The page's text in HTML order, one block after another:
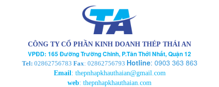
CÔNG TY CỔ PHẦN KINH DOANH THÉP THÁI AN
VPĐD: 165 Đường Trường Chinh, P.Tân Thới Nhất, Quận 12
Tel: 02862756783 Fax: 02862756793 Hotline: 0903 363 863
Email: thepnhapkhauthaian@gmail.com
web: thepnhapkhauthaian.com